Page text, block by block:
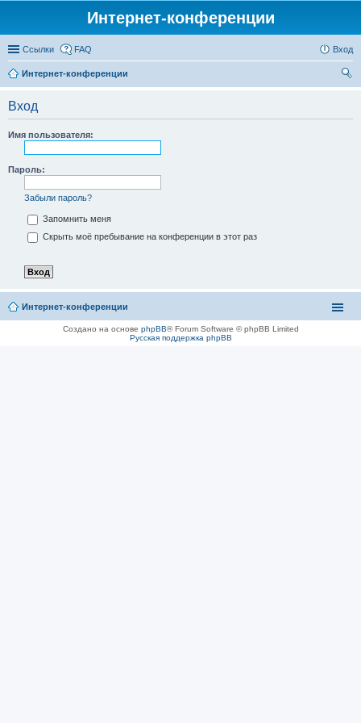
Интернет-конференции
Ссылки FAQ Вход
Интернет-конференции
Вход
Имя пользователя:
Пароль:
Забыли пароль?
Запомнить меня
Скрыть моё пребывание на конференции в этот раз
Интернет-конференции
Создано на основе phpBB® Forum Software © phpBB Limited
Русская поддержка phpBB